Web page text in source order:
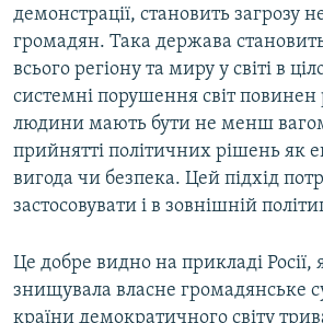
демонстрації, становить загрозу
громадян. Така держава
всього регіону та миру у світі в
системні порушення світ повинен
людини мають бути не менш
прийнятті політичних рішень як
вигода чи безпека. Цей підхід
застосовувати і в зовнішній
Це добре видно на прикладі Росії,
знищувала власне громадянське
країни демократичного світу